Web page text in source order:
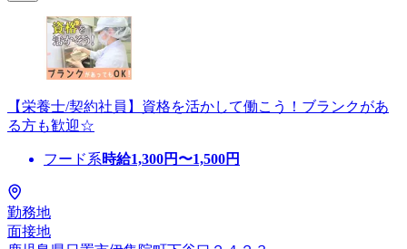
【栄養士/契約社員】資格を活かして働こう！ブランクがあ
る方も歓迎☆
フード系時給1,300円〜1,500円
勤務地
面接地